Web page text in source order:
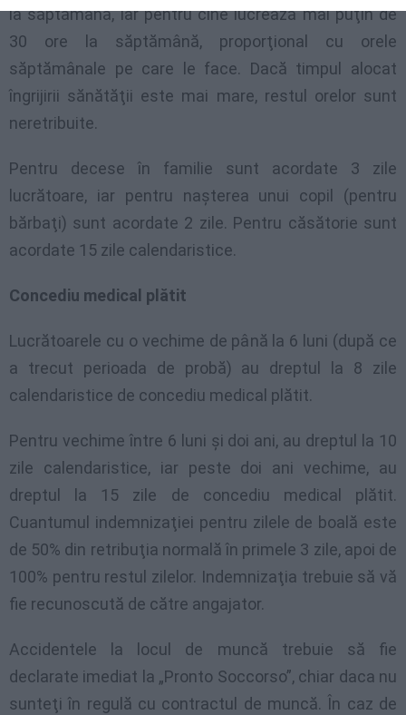
la săptămână, iar pentru cine lucrează mai puţin de
30 ore la săptămână, proporţional cu orele
săptămânale pe care le face. Dacă timpul alocat
îngrijirii sănătăţii este mai mare, restul orelor sunt
neretribuite.
Pentru decese în familie sunt acordate 3 zile
lucrătoare, iar pentru naşterea unui copil (pentru
bărbaţi) sunt acordate 2 zile. Pentru căsătorie sunt
acordate 15 zile calendaristice.
Concediu medical plătit
Lucrătoarele cu o vechime de până la 6 luni (după ce
a trecut perioada de probă) au dreptul la 8 zile
calendaristice de concediu medical plătit.
Pentru vechime între 6 luni şi doi ani, au dreptul la 10
zile calendaristice, iar peste doi ani vechime, au
dreptul la 15 zile de concediu medical plătit.
Cuantumul indemnizaţiei pentru zilele de boală este
de 50% din retribuţia normală în primele 3 zile, apoi de
100% pentru restul zilelor. Indemnizaţia trebuie să vă
fie recunoscută de către angajator.
Accidentele la locul de muncă trebuie să fie
declarate imediat la „Pronto Soccorso”, chiar daca nu
sunteţi în regulă cu contractul de muncă. În caz de